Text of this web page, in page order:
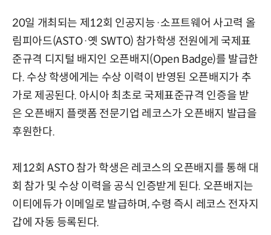
20일 개최되는 제12회 인공지능·소프트웨어 사고력 올
림피아드(ASTO·옛 SWTO) 참가학생 전원에게 국제표
준규격 디지털 배지인 오픈배지(Open Badge)를 발급한
다. 수상 학생에게는 수상 이력이 반영된 오픈배지가 추
가로 제공된다. 아시아 최초로 국제표준규격 인증을 받
은 오픈배지 플랫폼 전문기업 레코스가 오픈배지 발급을
후원한다.
제12회 ASTO 참가 학생은 레코스의 오픈배지를 통해 대
회 참가 및 수상 이력을 공식 인증받게 된다. 오픈배지는
이티에듀가 이메일로 발급하며, 수령 즉시 레코스 전자지
갑에 자동 등록된다.